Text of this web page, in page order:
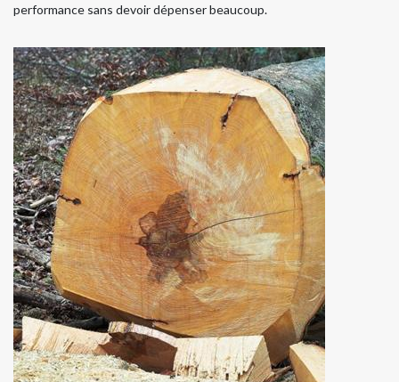
performance sans devoir dépenser beaucoup.